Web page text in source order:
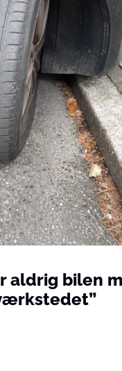
aldrig bilen